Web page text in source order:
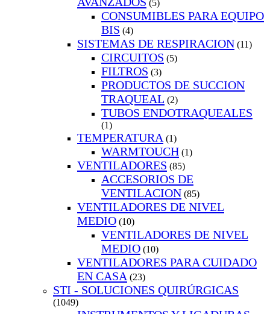
(5)
CONSUMIBLES PARA EQUIPO
BIS (4)
SISTEMAS DE RESPIRACION (11)
CIRCUITOS (5)
FILTROS (3)
PRODUCTOS DE SUCCION
TRAQUEAL (2)
TUBOS ENDOTRAQUEALES
(1)
TEMPERATURA (1)
WARMTOUCH (1)
VENTILADORES (85)
ACCESORIOS DE
VENTILACION (85)
VENTILADORES DE NIVEL
MEDIO (10)
VENTILADORES DE NIVEL
MEDIO (10)
VENTILADORES PARA CUIDADO
EN CASA (23)
STI - SOLUCIONES QUIRÚRGICAS
(1049)